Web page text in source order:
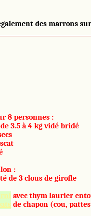
des marrons
8 personnes :
3.5 à 4 kg vidé bridé
:
de 3 clous de girofle
avec thym laurier
de chapon (cou,